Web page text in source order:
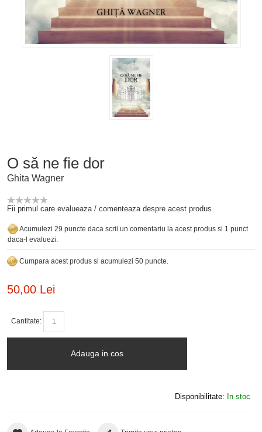
O să ne fie dor
Ghita Wagner
Fii primul care evalueaza / comenteaza despre acest produs.
Acumulezi 29 puncte daca scrii un comentariu la acest produs si 1 punct
daca-l evaluezi.
Cumpara acest produs si acumulezi 50 puncte.
50,00 Lei
Cantitate:
Adauga in cos
Disponibilitate: In stoc